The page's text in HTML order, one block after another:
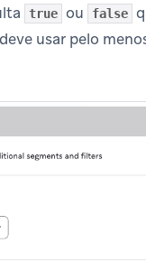
true ou false
usar pelo